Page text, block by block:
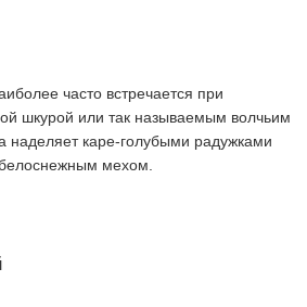
часто встречается при
шкурой или так называемым волчьим
наделяет каре-голубыми радужками
мехом.